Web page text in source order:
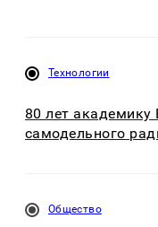
Технологии
80 лет академику
самодельного
Общество